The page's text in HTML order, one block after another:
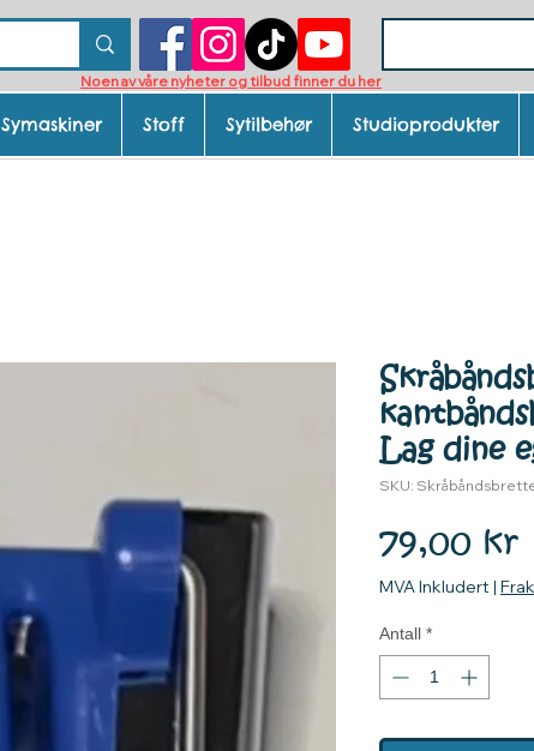
Noen av våre nyheter og tilbud finner du her
Lag dine
SKU:
79,00 kr
MVA Inkludert |
Antall *
Symaskiner Stoff Sytilbehør Studioprodukter